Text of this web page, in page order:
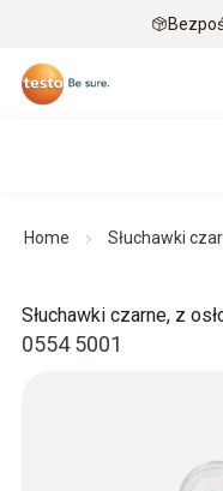
Home Słuchawki
0554 5001
Słuchawki czarne, z